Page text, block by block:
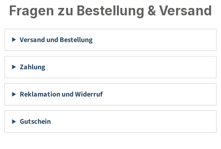
Fragen zu Bestellung & Versand
Versand und Bestellung
Zahlung
Reklamation und Widerruf
Gutschein